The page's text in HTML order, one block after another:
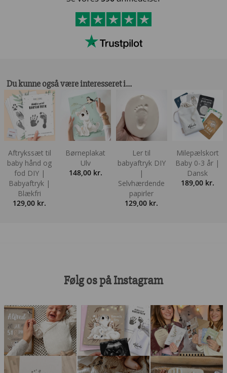
Du kunne også være interesseret i…
Aftrykssæt til
baby hånd og
fod DIY |
Babyaftryk |
Blækfri
129,00 kr.
Børneplakat
Ulv
148,00 kr.
Ler til
babyaftryk DIY
|
Selvhærdende
papirler
129,00 kr.
Milepælskort
Baby 0-3 år |
Dansk
189,00 kr.
Følg os på Instagram